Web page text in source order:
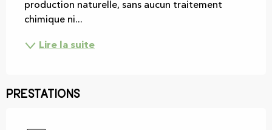
production naturelle, sans aucun traitement
chimique ni...
Lire la suite
Prestations